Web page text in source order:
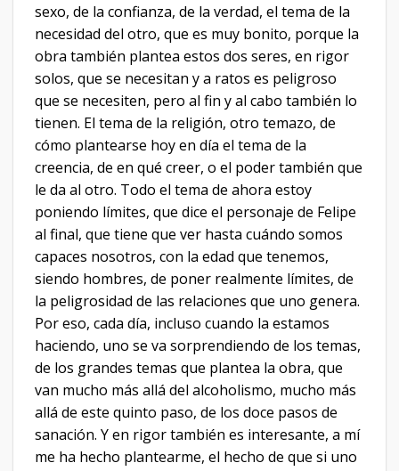
sexo, de la confianza, de la verdad, el tema de la
necesidad del otro, que es muy bonito, porque la
obra también plantea estos dos seres, en rigor
solos, que se necesitan y a ratos es peligroso
que se necesiten, pero al fin y al cabo también lo
tienen. El tema de la religión, otro temazo, de
cómo plantearse hoy en día el tema de la
creencia, de en qué creer, o el poder también que
le da al otro. Todo el tema de ahora estoy
poniendo límites, que dice el personaje de Felipe
al final, que tiene que ver hasta cuándo somos
capaces nosotros, con la edad que tenemos,
siendo hombres, de poner realmente límites, de
la peligrosidad de las relaciones que uno genera.
Por eso, cada día, incluso cuando la estamos
haciendo, uno se va sorprendiendo de los temas,
de los grandes temas que plantea la obra, que
van mucho más allá del alcoholismo, mucho más
allá de este quinto paso, de los doce pasos de
sanación. Y en rigor también es interesante, a mí
me ha hecho plantearme, el hecho de que si uno